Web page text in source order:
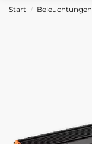
Start / Beleuchtungen